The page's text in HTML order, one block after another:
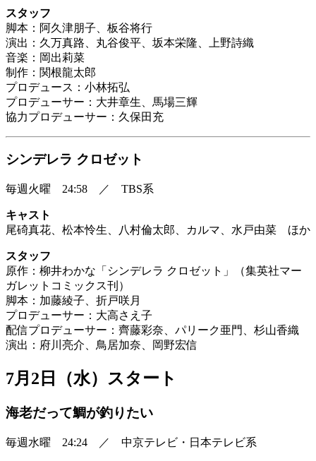
スタッフ
脚本：阿久津朋子、板谷将行
演出：久万真路、丸谷俊平、坂本栄隆、上野詩織
音楽：岡出莉菜
制作：関根龍太郎
プロデュース：小林拓弘
プロデューサー：大井章生、馬場三輝
協力プロデューサー：久保田充
シンデレラ クロゼット
毎週火曜 24:58 ／ TBS系
キャスト
尾碕真花、松本怜生、八村倫太郎、カルマ、水戸由菜 ほか
スタッフ
原作：柳井わかな「シンデレラ クロゼット」（集英社マー
ガレットコミックス刊）
脚本：加藤綾子、折戸咲月
プロデューサー：大高さえ子
配信プロデューサー：齊藤彩奈、パリーク亜門、杉山香織
演出：府川亮介、鳥居加奈、岡野宏信
7月2日（水）スタート
海老だって鯛が釣りたい
毎週水曜 24:24 ／ 中京テレビ・日本テレビ系